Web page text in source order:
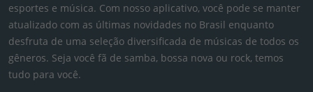
esportes e música. Com nosso aplicativo, você pode se manter
atualizado com as últimas novidades no Brasil enquanto
desfruta de uma seleção diversificada de músicas de todos os
gêneros. Seja você fã de samba, bossa nova ou rock, temos
tudo para você.